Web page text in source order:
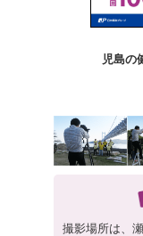
児島の
撮影場所は、